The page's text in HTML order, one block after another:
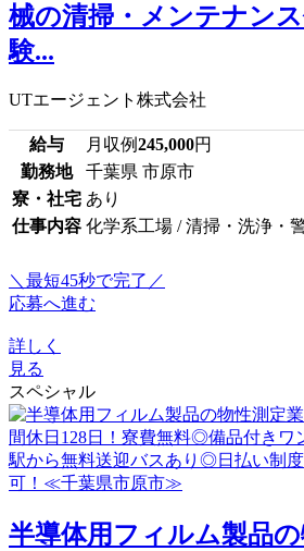
械の清掃・メンテナン
験...
UTエージェント株式会社
給与 月収例245,000円
勤務地
千葉県 市原市
寮・社宅 あり
仕事内容 化学系工場 / 清掃・洗浄・
＼最短45秒で完了／
応募へ進む
詳しく
見る
スペシャル
半導体用フィルム製品